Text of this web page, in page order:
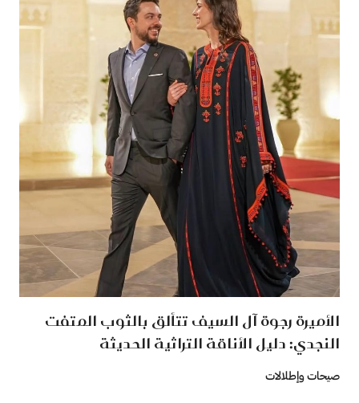
الأميرة رجوة آل السيف تتألق بالثوب المتفت
النجدي: دليل الأناقة التراثية الحديثة
صيحات وإطلالات